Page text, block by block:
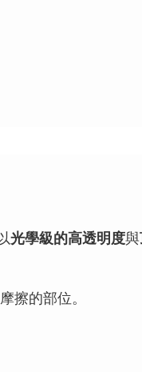
光學級的高透明度與
擦的部位。